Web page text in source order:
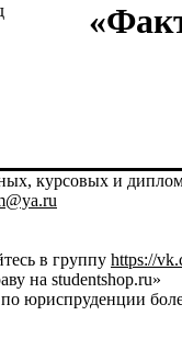
курсовых и
в группу https://
на studentshop.ru»
юриспруденции